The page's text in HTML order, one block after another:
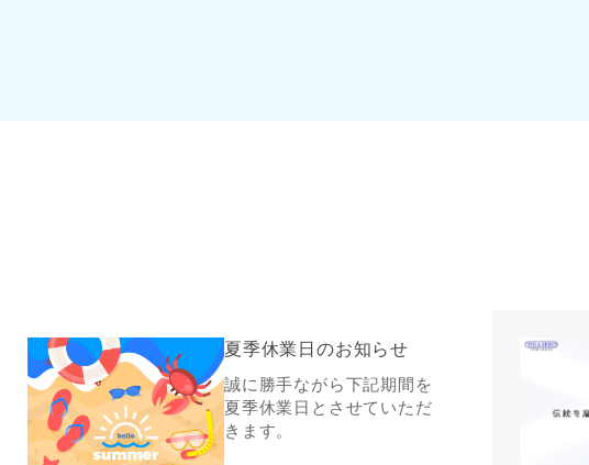
夏季休業日のお知らせ
誠に勝手ながら下記期間を
夏季休業日とさせていただ
きます。